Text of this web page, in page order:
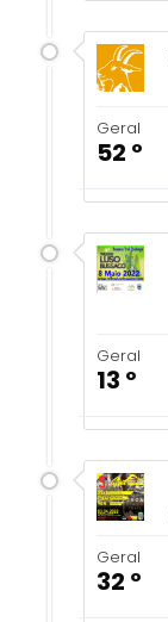
Geral
52 º
Geral
13 º
Geral
32 º